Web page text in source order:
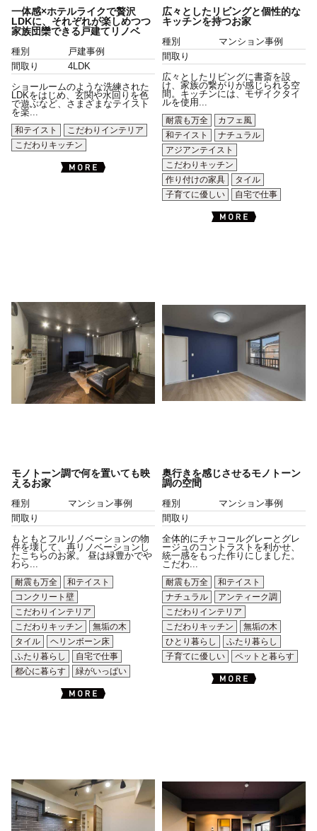
一体感×ホテルライクで贅沢
LDKに、それぞれが楽しめつつ
家族団欒できる戸建てリノベ
種別
戸建事例
間取り
4LDK
ショールームのような洗練された
LDKをはじめ、玄関や水回りを色
で遊ぶなど、さまざまなテイスト
を楽...
和テイスト
こだわりインテリア
こだわりキッチン
広々としたリビングと個性的な
キッチンを持つお家
種別
マンション事例
間取り
広々としたリビングに書斎を設
け、家族の繋がりが感じられる空
間。キッチンには、モザイクタイ
ルを使用...
耐震も万全
カフェ風
和テイスト
ナチュラル
アジアンテイスト
こだわりキッチン
作り付けの家具
タイル
子育てに優しい
自宅で仕事
モノトーン調で何を置いても映
えるお家
種別
マンション事例
間取り
もともとフルリノベーションの物
件を壊して、再リノベーションし
たこちらのお家。 昼は緑豊かでや
わら...
耐震も万全
和テイスト
コンクリート壁
こだわりインテリア
こだわりキッチン
無垢の木
タイル
ヘリンボーン床
ふたり暮らし
自宅で仕事
都心に暮らす
緑がいっぱい
奥行きを感じさせるモノトーン
調の空間
種別
マンション事例
間取り
全体的にチャコールグレーとグレ
ージュのコントラストを利かせ、
統一感をもった作りにしました。
こだわ...
耐震も万全
和テイスト
ナチュラル
アンティーク調
こだわりインテリア
こだわりキッチン
無垢の木
ひとり暮らし
ふたり暮らし
子育てに優しい
ペットと暮らす